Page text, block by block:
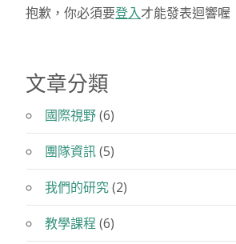
覽
抱歉，你必須要登入才能發表迴響喔
文章分類
國際視野(6)
團隊資訊(5)
我們的研究(2)
教學課程 (6)